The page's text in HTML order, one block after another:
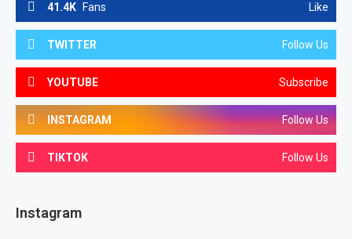
41.4K Fans Like
TWITTER Follow Us
YOUTUBE Subscribe
INSTAGRAM Follow Us
TIKTOK Follow Us
Instagram